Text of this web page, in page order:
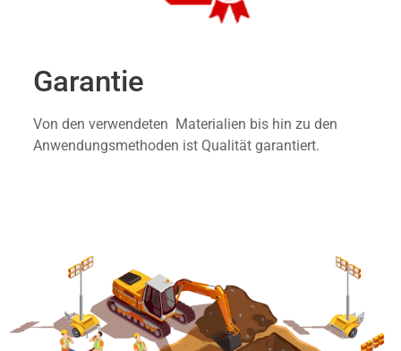
Garantie
Von den verwendeten Materialien bis hin zu den
Anwendungsmethoden ist Qualität garantiert.